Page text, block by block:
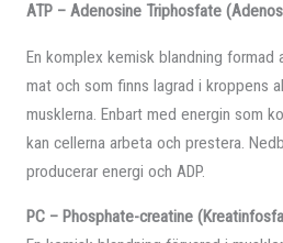
ATP – Adenosine Triphosfate
En komplex kemisk blandning formad
mat och som finns lagrad i kroppens
musklerna. Enbart med energin som
kan cellerna arbeta och prestera.
producerar energi och ADP.
PC – Phosphate-creatine